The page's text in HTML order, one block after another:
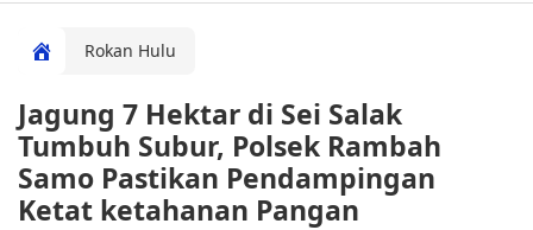
Rokan Hulu
Jagung 7 Hektar di Sei Salak
Tumbuh Subur, Polsek Rambah
Samo Pastikan Pendampingan
Ketat ketahanan Pangan